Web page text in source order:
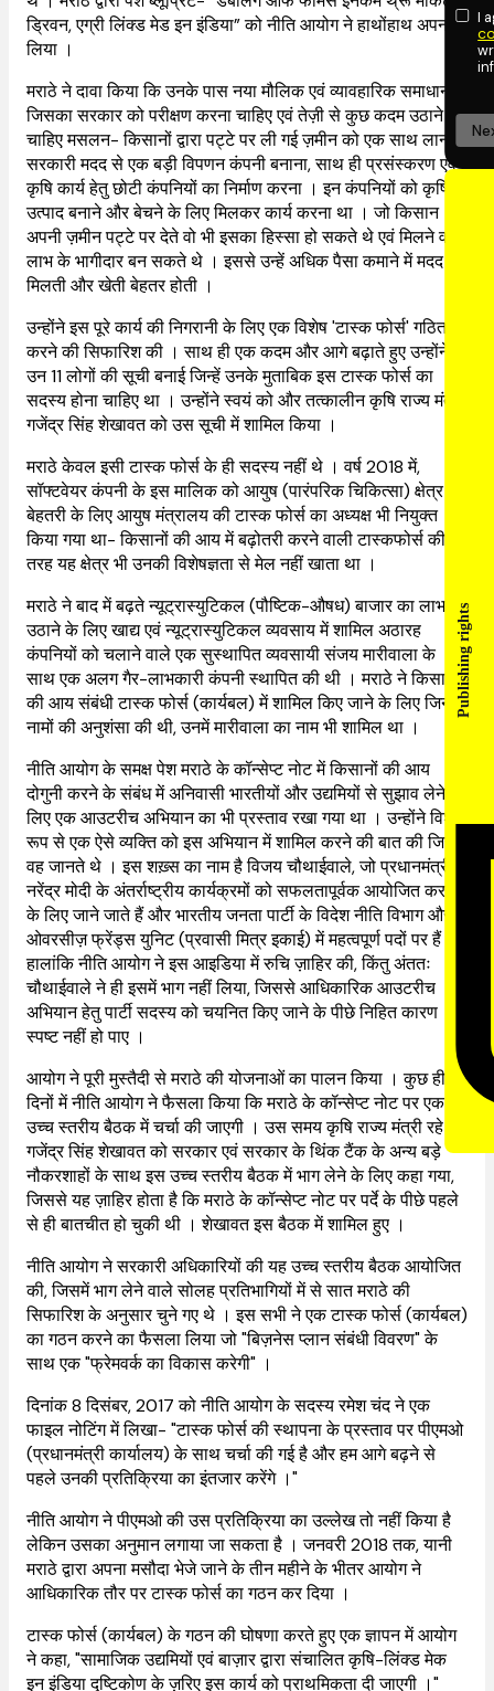
ड्रिवन, एग्री लिंक्ड मेड इन इंडिया” को नीति आयोग ने हाथोंहाथ अपना
लिया ।
मराठे ने दावा किया कि उनके पास नया मौलिक एवं व्यावहारिक समाधान है
जिसका सरकार को परीक्षण करना चाहिए एवं तेज़ी से कुछ कदम उठाने
चाहिए मसलन- किसानों द्वारा पट्टे पर ली गई ज़मीन को एक साथ लाना,
सरकारी मदद से एक बड़ी विपणन कंपनी बनाना, साथ ही प्रसंस्करण एवं
कृषि कार्य हेतु छोटी कंपनियों का निर्माण करना । इन कंपनियों को कृषि
उत्पाद बनाने और बेचने के लिए मिलकर कार्य करना था । जो किसान
अपनी ज़मीन पट्टे पर देते वो भी इसका हिस्सा हो सकते थे एवं मिलने वाले
लाभ के भागीदार बन सकते थे । इससे उन्हें अधिक पैसा कमाने में मदद
मिलती और खेती बेहतर होती ।
उन्होंने इस पूरे कार्य की निगरानी के लिए एक विशेष 'टास्क फोर्स' गठित
करने की सिफारिश की । साथ ही एक कदम और आगे बढ़ाते हुए उन्होंने
उन 11 लोगों की सूची बनाई जिन्हें उनके मुताबिक इस टास्क फोर्स का
सदस्य होना चाहिए था । उन्होंने स्वयं को और तत्कालीन कृषि राज्य मंत्री
गजेंद्र सिंह शेखावत को उस सूची में शामिल किया ।
मराठे केवल इसी टास्क फोर्स के ही सदस्य नहीं थे । वर्ष 2018 में,
सॉफ्टवेयर कंपनी के इस मालिक को आयुष (पारंपरिक चिकित्सा) क्षेत्र की
बेहतरी के लिए आयुष मंत्रालय की टास्क फोर्स का अध्यक्ष भी नियुक्त
किया गया था- किसानों की आय में बढ़ोतरी करने वाली टास्कफोर्स की
तरह यह क्षेत्र भी उनकी विशेषज्ञता से मेल नहीं खाता था ।
मराठे ने बाद में बढ़ते न्यूट्रास्युटिकल (पौष्टिक-औषध) बाजार का लाभ
उठाने के लिए खाद्य एवं न्यूट्रास्युटिकल व्यवसाय में शामिल अठारह
कंपनियों को चलाने वाले एक सुस्थापित व्यवसायी संजय मारीवाला के
साथ एक अलग गैर-लाभकारी कंपनी स्थापित की थी । मराठे ने किसानों
की आय संबंधी टास्क फोर्स (कार्यबल) में शामिल किए जाने के लिए जिन 11
नामों की अनुशंसा की थी, उनमें मारीवाला का नाम भी शामिल था ।
नीति आयोग के समक्ष पेश मराठे के कॉन्सेप्ट नोट में किसानों की आय
दोगुनी करने के संबंध में अनिवासी भारतीयों और उद्यमियों से सुझाव लेने के
लिए एक आउटरीच अभियान का भी प्रस्ताव रखा गया था । उन्होंने विशेष
रूप से एक ऐसे व्यक्ति को इस अभियान में शामिल करने की बात की जिसे
वह जानते थे । इस शख़्स का नाम है विजय चौथाईवाले, जो प्रधानमंत्री
नरेंद्र मोदी के अंतर्राष्ट्रीय कार्यक्रमों को सफलतापूर्वक आयोजित करने
के लिए जाने जाते हैं और भारतीय जनता पार्टी के विदेश नीति विभाग और
ओवरसीज़ फ्रेंड्स युनिट (प्रवासी मित्र इकाई) में महत्वपूर्ण पदों पर हैं ।
हालांकि नीति आयोग ने इस आइडिया में रुचि ज़ाहिर की, किंतु अंततः
चौथाईवाले ने ही इसमें भाग नहीं लिया, जिससे आधिकारिक आउटरीच
अभियान हेतु पार्टी सदस्य को चयनित किए जाने के पीछे निहित कारण
स्पष्ट नहीं हो पाए ।
आयोग ने पूरी मुस्तैदी से मराठे की योजनाओं का पालन किया । कुछ ही
दिनों में नीति आयोग ने फैसला किया कि मराठे के कॉन्सेप्ट नोट पर एक
उच्च स्तरीय बैठक में चर्चा की जाएगी । उस समय कृषि राज्य मंत्री रहे
गजेंद्र सिंह शेखावत को सरकार एवं सरकार के थिंक टैंक के अन्य बड़े
नौकरशाहों के साथ इस उच्च स्तरीय बैठक में भाग लेने के लिए कहा गया,
जिससे यह ज़ाहिर होता है कि मराठे के कॉन्सेप्ट नोट पर पर्दे के पीछे पहले
से ही बातचीत हो चुकी थी । शेखावत इस बैठक में शामिल हुए ।
नीति आयोग ने सरकारी अधिकारियों की यह उच्च स्तरीय बैठक आयोजित
की, जिसमें भाग लेने वाले सोलह प्रतिभागियों में से सात मराठे की
सिफारिश के अनुसार चुने गए थे । इस सभी ने एक टास्क फोर्स (कार्यबल)
का गठन करने का फैसला लिया जो "बिज़नेस प्लान संबंधी विवरण" के
साथ एक "फ्रेमवर्क का विकास करेगी" ।
दिनांक 8 दिसंबर, 2017 को नीति आयोग के सदस्य रमेश चंद ने एक
फाइल नोटिंग में लिखा- "टास्क फोर्स की स्थापना के प्रस्ताव पर पीएमओ
(प्रधानमंत्री कार्यालय) के साथ चर्चा की गई है और हम आगे बढ़ने से
पहले उनकी प्रतिक्रिया का इंतजार करेंगे ।"
नीति आयोग ने पीएमओ की उस प्रतिक्रिया का उल्लेख तो नहीं किया है
लेकिन उसका अनुमान लगाया जा सकता है । जनवरी 2018 तक, यानी
मराठे द्वारा अपना मसौदा भेजे जाने के तीन महीने के भीतर आयोग ने
आधिकारिक तौर पर टास्क फोर्स का गठन कर दिया ।
टास्क फोर्स (कार्यबल) के गठन की घोषणा करते हुए एक ज्ञापन में आयोग
ने कहा, "सामाजिक उद्यमियों एवं बाज़ार द्वारा संचालित कृषि-लिंक्ड मेक
इन इंडिया दृष्टिकोण के ज़रिए इस कार्य को प्राथमिकता दी जाएगी ।"
I
Publishing rights